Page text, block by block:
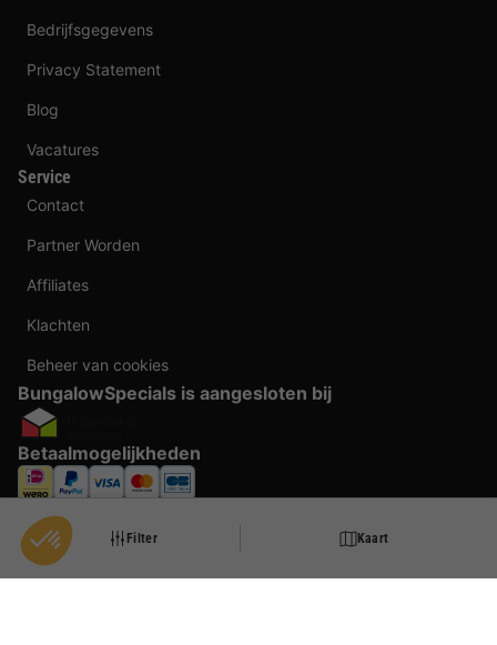
Filter Kaart
Bedrijfsgegevens
Privacy Statement
Blog
Vacatures
Service
Contact
Partner Worden
Affiliates
Klachten
Beheer van cookies
BungalowSpecials is aangesloten bij
Betaalmogelijkheden